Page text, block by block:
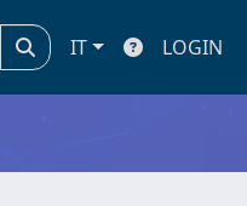
IT LOGIN